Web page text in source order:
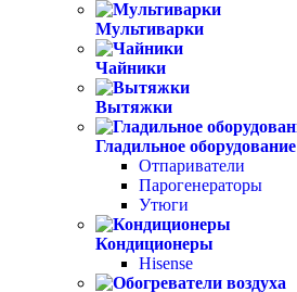
Мультиварки
Чайники
Вытяжки
Гладильное оборудование
Отпариватели
Парогенераторы
Утюги
Кондиционеры
Hisense